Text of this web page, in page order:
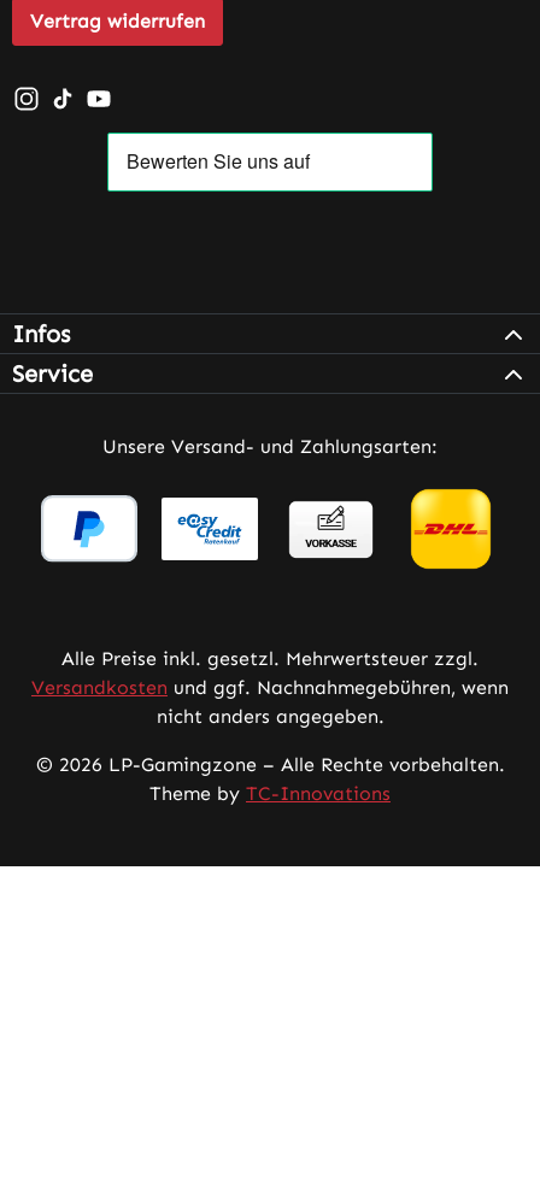
Vertrag widerrufen
Schau auf Instagram vorbei – öffnet in neuem Tab
Sieh dir unsere TikTok-Videos an – öffnet in neuem
Sieh dir unsere Videos auf YouTube an – öffnet
Infos
Service
Unsere Versand- und Zahlungsarten:
Alle Preise inkl. gesetzl. Mehrwertsteuer zzgl.
Versandkosten und ggf. Nachnahmegebühren, wenn
nicht anders angegeben.
© 2026 LP-Gamingzone – Alle Rechte vorbehalten.
Theme by TC-Innovations